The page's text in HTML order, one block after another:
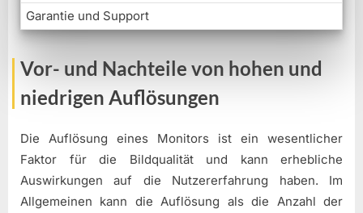
Garantie und Support
Vor- und Nachteile von hohen und
niedrigen Auflösungen
Die Auflösung eines Monitors ist ein wesentlicher
Faktor für die Bildqualität und kann erhebliche
Auswirkungen auf die Nutzererfahrung haben. Im
Allgemeinen kann die Auflösung als die Anzahl der